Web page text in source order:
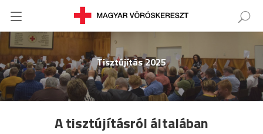
Tisztújítás 2025
A tisztújításról általában